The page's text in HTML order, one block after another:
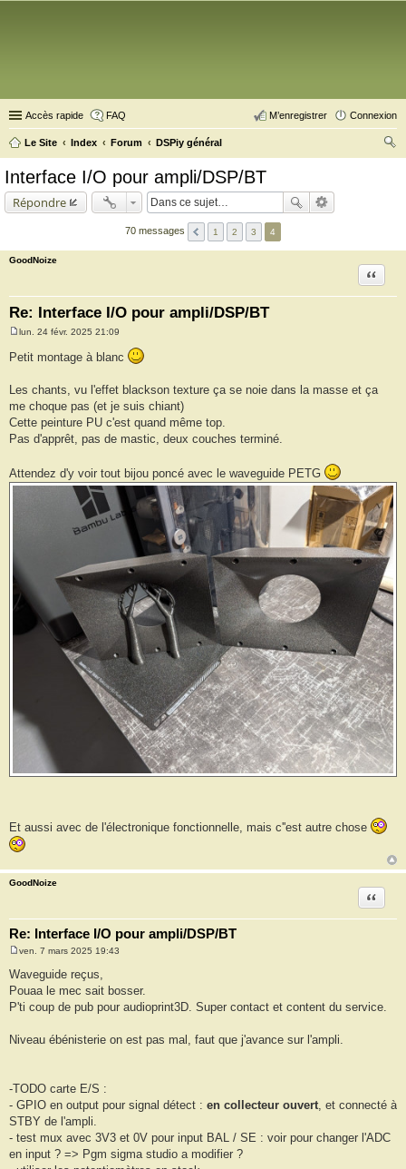
Accès rapide FAQ Connexion
M’enregistrer
Le Site Index Forum
DSPiy général
Interface I/O pour ampli/DSP/BT
Répondre
70 messages 1 2 3 4
GoodNoize
Re: Interface I/O pour ampli/DSP/BT
Citation
s
g
e
lun. 24 févr. 2025 21:09
Petit montage à blanc
Les chants, vu l'effet blackson texture ça se noie dans la masse et ça
me choque pas (et je suis chiant)
Cette peinture PU c'est quand même top.
Pas d'apprêt, pas de mastic, deux couches terminé.
Attendez d'y voir tout bijou poncé avec le waveguide PETG
Et aussi avec de l'électronique fonctionnelle, mais c''est autre chose
GoodNoize
Re: Interface I/O pour ampli/DSP/BT
Citation
e
s
s
a
g
ven. 7 mars 2025 19:43
Waveguide reçus,
Pouaa le mec sait bosser.
P'ti coup de pub pour audioprint3D. Super contact et content du service.
Niveau ébénisterie on est pas mal, faut que j'avance sur l'ampli.
-TODO carte E/S :
- GPIO en output pour signal détect : en collecteur ouvert, et connecté à
STBY de l'ampli.
- test mux avec 3V3 et 0V pour input BAL / SE : voir pour changer l'ADC
en input ? => Pgm sigma studio a modifier ?